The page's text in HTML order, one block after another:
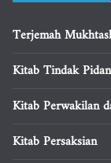
Terjemah
Kitab Tindak
Kitab Perwakilan
Kitab Persaksian